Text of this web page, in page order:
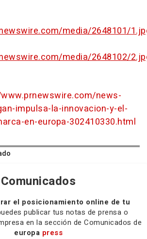
media/2648101/
media/2648102/
news-
impulsa-la-innovacion-y-el-
en-europa-302410330.html
Comunicados
el posicionamiento online de tu
publicar tus notas de prensa o
en la sección de Comunicados de
europa press